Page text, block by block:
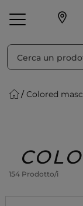
Make-up
Colored
154 Prodotto/i
Ordina per